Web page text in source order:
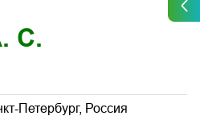
С.
Петербург, Россия